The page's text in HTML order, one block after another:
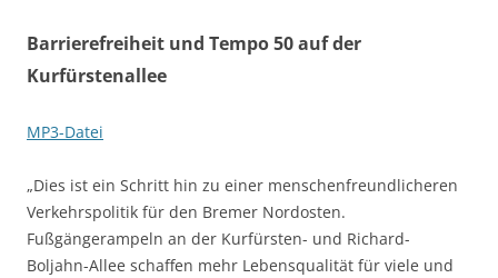
Barrierefreiheit und Tempo 50 auf der
Kurfürstenallee
MP3-Datei
„Dies ist ein Schritt hin zu einer menschenfreundlicheren
Verkehrspolitik für den Bremer Nordosten.
Fußgängerampeln an der Kurfürsten- und Richard-
Boljahn-Allee schaffen mehr Lebensqualität für viele und